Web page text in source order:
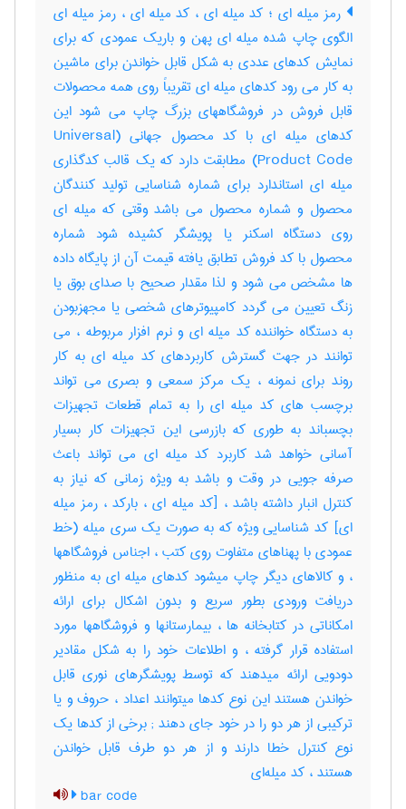
رمز میله ای ؛ کد میله ای ، کد میله ای ، رمز میله ای
الگوی چاپ شده میله ای پهن و باریک عمودی که برای
نمایش کدهای عددی به شکل قابل خواندن برای ماشین
به کار می رود کدهای میله ای تقریباً روی همه محصولات
قابل فروش در فروشگاههای بزرگ چاپ می شود این
کدهای میله ای با کد محصول جهانی (Universal
Product Code) مطابقت دارد که یک قالب کدگذاری
میله ای استاندارد برای شماره شناسایی تولید کنندگان
محصول و شماره محصول می باشد وقتی که میله ای
روی دستگاه اسکنر یا پویشگر کشیده شود شماره
محصول با کد فروش تطابق یافته قیمت آن از پایگاه داده
ها مشخص می شود و لذا مقدار صحیح با صدای بوق یا
زنگ تعیین می گردد کامپیوترهای شخصی یا مجهزبودن
به دستگاه خواننده کد میله ای و نرم افزار مربوطه ، می
توانند در جهت گسترش کاربردهای کد میله ای به کار
روند برای نمونه ، یک مرکز سمعی و بصری می تواند
برچسب های کد میله ای را به تمام قطعات تجهیزات
بچسباند به طوری که بازرسی این تجهیزات کار بسیار
آسانی خواهد شد کاربرد کد میله ای می تواند باعث
صرفه جویی در وقت و باشد به ویژه زمانی که نیاز به
کنترل انبار داشته باشد ، [کد میله ای ، بارکد ، رمز میله
ای] کد شناسایی ویژه که به صورت یک سری میله (خط
عمودی با پهناهای متفاوت روی کتب ، اجناس فروشگاهها
، و کالاهای دیگر چاپ میشود کدهای میله ای به منظور
دریافت ورودی بطور سریع و بدون اشکال برای ارائه
امکاناتی در کتابخانه ها ، بیمارستانها و فروشگاهها مورد
استفاده قرار گرفته ، و اطلاعات خود را به شکل مقادیر
دودویی ارائه میدهند که توسط پویشگرهای نوری قابل
خواندن هستند این نوع کدها میتوانند اعداد ، حروف و یا
ترکیبی از هر دو را در خود جای دهند‎ ; برخی از کدها یک
نوع کنترل خطا دارند و از هر دو طرف قابل خواندن
هستند ، کد میله‌ای
bar code